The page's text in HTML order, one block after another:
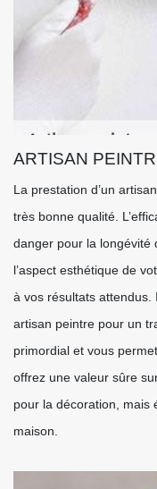
ARTISAN
La prestation d’un
très bonne qualité.
danger pour la longévité
l’aspect esthétique de
à vos résultats attendus.
artisan peintre pour un
primordial et vous
offrez une valeur sûre
pour la décoration, mais
maison.